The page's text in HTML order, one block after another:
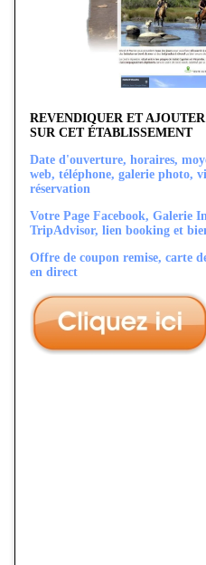
REVENDIQUER ET
SUR CET ÉTABLISSEMENT
Date d'ouverture, horaires,
web, téléphone, galerie photo,
réservation
Votre Page Facebook, Galerie
TripAdvisor, lien booking et
Offre de coupon remise, carte
en direct